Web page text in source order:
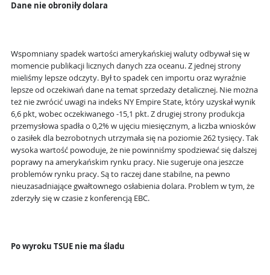
Dane nie obroniły dolara
Wspomniany spadek wartości amerykańskiej waluty odbywał się w
momencie publikacji licznych danych zza oceanu. Z jednej strony
mieliśmy lepsze odczyty. Był to spadek cen importu oraz wyraźnie
lepsze od oczekiwań dane na temat sprzedaży detalicznej. Nie można
też nie zwrócić uwagi na indeks NY Empire State, który uzyskał wynik
6,6 pkt, wobec oczekiwanego -15,1 pkt. Z drugiej strony produkcja
przemysłowa spadła o 0,2% w ujęciu miesięcznym, a liczba wniosków
o zasiłek dla bezrobotnych utrzymała się na poziomie 262 tysięcy. Tak
wysoka wartość powoduje, że nie powinniśmy spodziewać się dalszej
poprawy na amerykańskim rynku pracy. Nie sugeruje ona jeszcze
problemów rynku pracy. Są to raczej dane stabilne, na pewno
nieuzasadniające gwałtownego osłabienia dolara. Problem w tym, że
zderzyły się w czasie z konferencją EBC.
Po wyroku TSUE nie ma śladu